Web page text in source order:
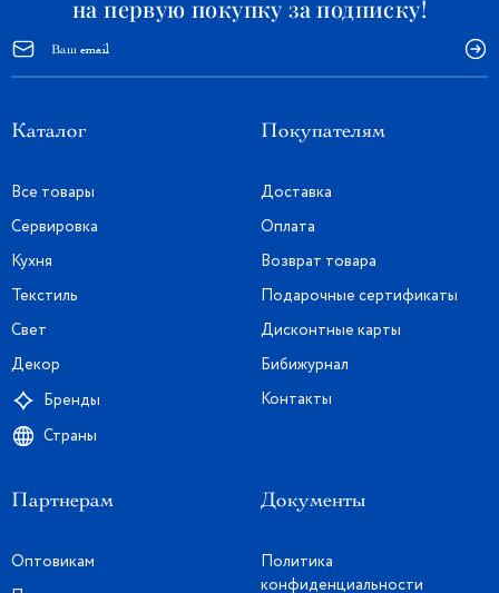
на первую покупку за подписку!
Каталог
Все товары
Сервировка
Кухня
Текстиль
Свет
Декор
Бренды
Страны
Покупателям
Доставка
Оплата
Возврат товара
Подарочные сертификаты
Дисконтные карты
Бибижурнал
Контакты
Партнерам
Оптовикам
Документы
Политика
конфиденциальности